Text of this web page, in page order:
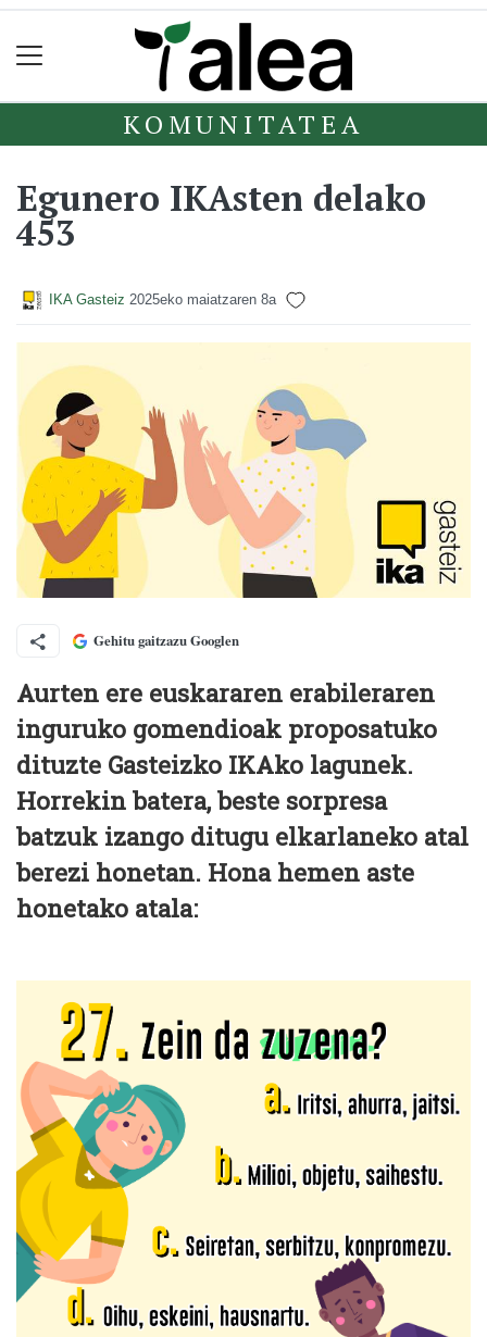
KOMUNITATEA
Egunero IKAsten delako
453
IKA Gasteiz 2025eko maiatzaren 8a
Gehitu gaitzazu Googlen
Aurten ere euskararen erabileraren
inguruko gomendioak proposatuko
dituzte Gasteizko IKAko lagunek.
Horrekin batera, beste sorpresa
batzuk izango ditugu elkarlaneko atal
berezi honetan. Hona hemen aste
honetako atala: